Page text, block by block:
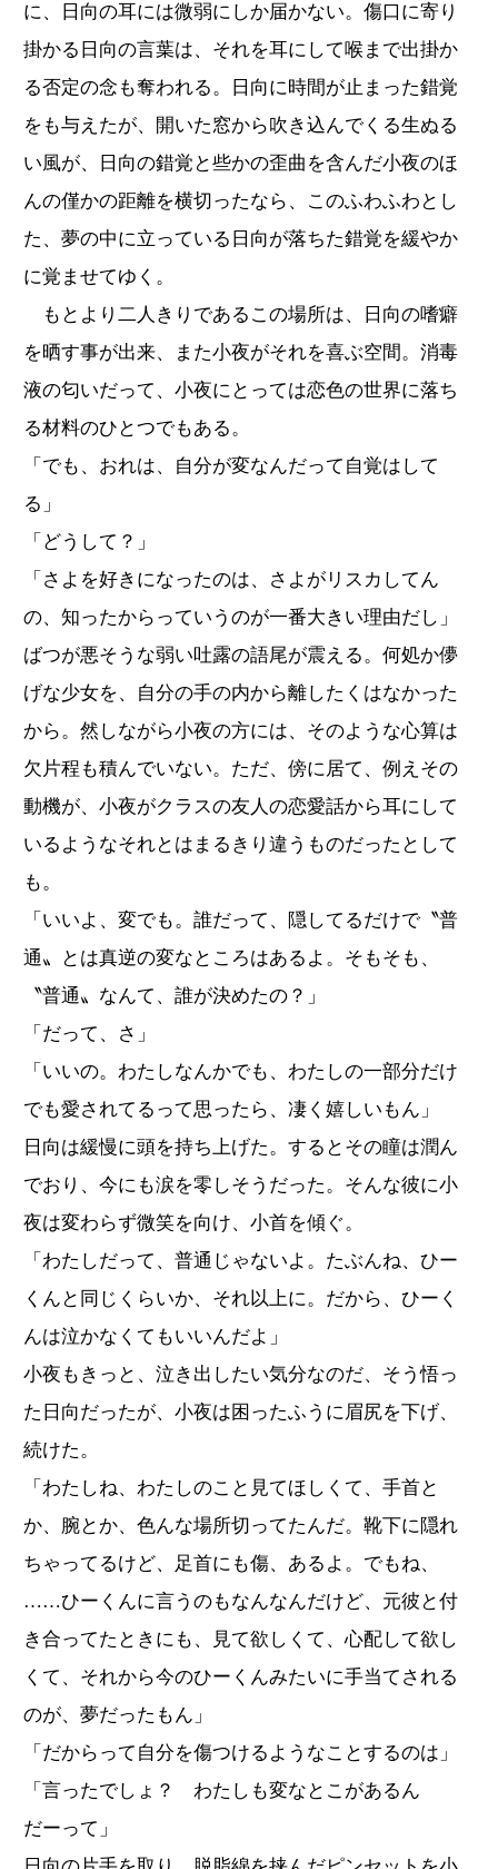
に、日向の耳には微弱にしか届かない。傷口に寄り
掛かる日向の言葉は、それを耳にして喉まで出掛か
る否定の念も奪われる。日向に時間が止まった錯覚
をも与えたが、開いた窓から吹き込んでくる生ぬる
い風が、日向の錯覚と些かの歪曲を含んだ小夜のほ
んの僅かの距離を横切ったなら、このふわふわとし
た、夢の中に立っている日向が落ちた錯覚を緩やか
に覚ませてゆく。
もとより二人きりであるこの場所は、日向の嗜癖
を晒す事が出来、また小夜がそれを喜ぶ空間。消毒
液の匂いだって、小夜にとっては恋色の世界に落ち
る材料のひとつでもある。
「でも、おれは、自分が変なんだって自覚はして
る」
「どうして？」
「さよを好きになったのは、さよがリスカしてん
の、知ったからっていうのが一番大きい理由だし」
ばつが悪そうな弱い吐露の語尾が震える。何処か儚
げな少女を、自分の手の内から離したくはなかった
から。然しながら小夜の方には、そのような心算は
欠片程も積んでいない。ただ、傍に居て、例えその
動機が、小夜がクラスの友人の恋愛話から耳にして
いるようなそれとはまるきり違うものだったとして
も。
「いいよ、変でも。誰だって、隠してるだけで〝普
通〟とは真逆の変なところはあるよ。そもそも、
〝普通〟なんて、誰が決めたの？」
「だって、さ」
「いいの。わたしなんかでも、わたしの一部分だけ
でも愛されてるって思ったら、凄く嬉しいもん」
日向は緩慢に頭を持ち上げた。するとその瞳は潤ん
でおり、今にも涙を零しそうだった。そんな彼に小
夜は変わらず微笑を向け、小首を傾ぐ。
「わたしだって、普通じゃないよ。たぶんね、ひー
くんと同じくらいか、それ以上に。だから、ひーく
んは泣かなくてもいいんだよ」
小夜もきっと、泣き出したい気分なのだ、そう悟っ
た日向だったが、小夜は困ったふうに眉尻を下げ、
続けた。
「わたしね、わたしのこと見てほしくて、手首と
か、腕とか、色んな場所切ってたんだ。靴下に隠れ
ちゃってるけど、足首にも傷、あるよ。でもね、
……ひーくんに言うのもなんなんだけど、元彼と付
き合ってたときにも、見て欲しくて、心配して欲し
くて、それから今のひーくんみたいに手当てされる
のが、夢だったもん」
「だからって自分を傷つけるようなことするのは」
「言ったでしょ？ わたしも変なとこがあるん
だーって」